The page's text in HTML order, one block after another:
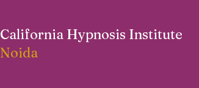
California Hypnosis Institute
Noida